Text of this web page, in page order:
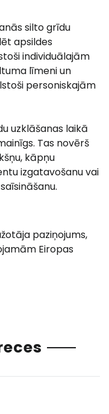
silto grīdu
apsildes
individuālajām
līmeni un
personiskajām
uzklāšanas laikā
Tas novērš
kāpņu
izgatavošanu vai
paziņojums,
Eiropas